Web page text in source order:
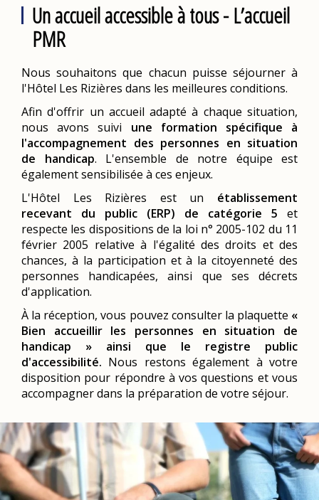
Un accueil accessible à tous - L’accueil
PMR
Nous souhaitons que chacun puisse séjourner à
l'Hôtel Les Rizières dans les meilleures conditions.
Afin d'offrir un accueil adapté à chaque situation,
nous avons suivi une formation spécifique à
l'accompagnement des personnes en situation
de handicap. L'ensemble de notre équipe est
également sensibilisée à ces enjeux.
L'Hôtel Les Rizières est un établissement
recevant du public (ERP) de catégorie 5 et
respecte les dispositions de la loi n° 2005-102 du 11
février 2005 relative à l'égalité des droits et des
chances, à la participation et à la citoyenneté des
personnes handicapées, ainsi que ses décrets
d'application.
À la réception, vous pouvez consulter la plaquette «
Bien accueillir les personnes en situation de
handicap » ainsi que le registre public
d'accessibilité. Nous restons également à votre
disposition pour répondre à vos questions et vous
accompagner dans la préparation de votre séjour.